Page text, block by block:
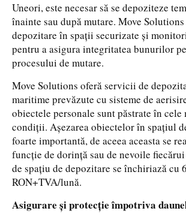
Uneori, este necesar să se depoziteze
înainte sau după mutare. Move
depozitare în spații securizate și
pentru a asigura integritatea bunurilor
procesului de mutare.
Move Solutions oferă servicii de
maritime prevăzute cu sisteme de
obiectele personale sunt păstrate în cele
condiții. Așezarea obiectelor în spațiul
foarte importantă, de aceea aceasta se
funcție de dorință sau de nevoile
de spațiu de depozitare se închiriază cu
RON+TVA/lună.
Asigurare și protecție împotriva